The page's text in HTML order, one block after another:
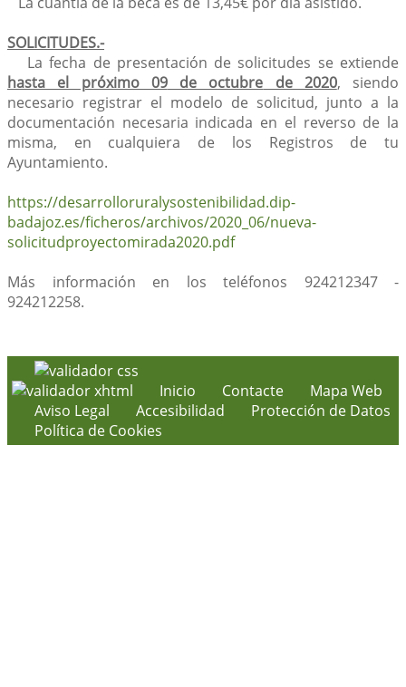
SOLICITUDES.-
La fecha de presentación de solicitudes se extiende
hasta el próximo 09de octubre de 2020, siendo
necesario registrar el modelo de solicitud, junto a la
documentación necesaria indicada en el reverso de la
misma, en cualquiera de los Registros de tu
Ayuntamiento.
https://desarrolloruralysostenibilidad.dip-
badajoz.es/ficheros/archivos/2020_06/nueva-
solicitudproyectomirada2020.pdf
Más información en los teléfonos 924212347 -
924212258.
Inicio Contacte
Mapa Web
Aviso Legal
Accesibilidad
Protección de Datos
Política de Cookies